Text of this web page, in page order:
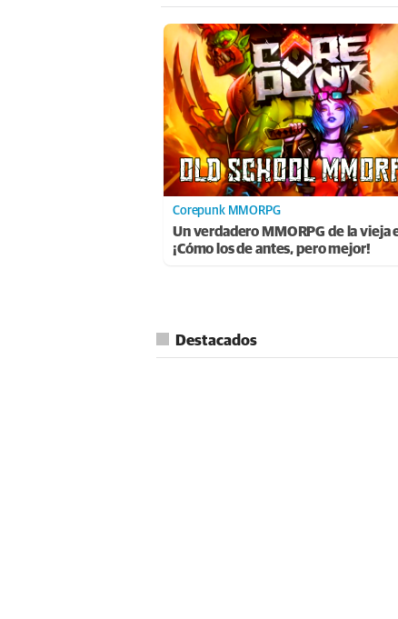
Corepunk MMORPG
Un verdadero MMORPG de la vieja
¡Cómo los de antes, pero mejor!
Destacados